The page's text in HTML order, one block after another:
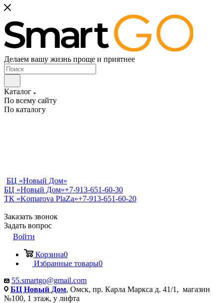
Делаем вашу жизнь проще и приятнее
Каталог
По всему сайту
По каталогу
БЦ «Новый Дом»
БЦ «Новый Дом»+7-913-651-60-30
ТК «Komarova PlaZa»+7-913-651-60-20
Заказать звонок
Задать вопрос
Войти
Корзина0
Избранные товары0
55.smartgo@gmail.com
БЦ Новый Дом, Омск, пр. Карла Маркса д. 41/1, магазин
№100, 1 этаж, у лифта